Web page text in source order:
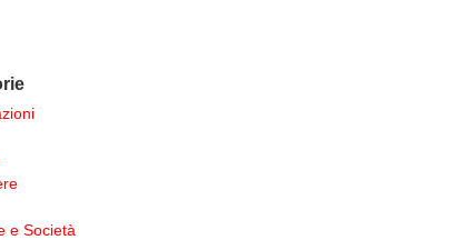
e Società